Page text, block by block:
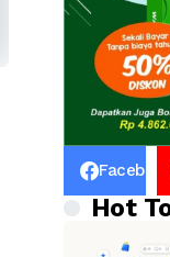
Facebook
Hot